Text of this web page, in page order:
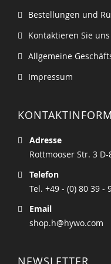
Bestellungen und
Kontaktieren Sie uns
Allgemeine
Impressum
Adresse
Rottmooser Str. 3
Telefon
Tel. +49 - (0) 80 39 -
Email
shop.h@hywo.com
NEWSLETTER